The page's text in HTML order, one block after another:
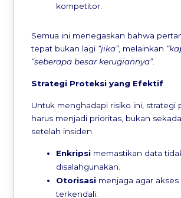
kompetitor.
Semua ini menegaskan bahwa
tepat bukan lagi “jika”, melainkan
“seberapa besar kerugiannya”.
Strategi Proteksi yang Efektif
Untuk menghadapi risiko ini, strategi
harus menjadi prioritas, bukan
setelah insiden.
Enkripsimemastikan data
disalahgunakan.
Otorisasimenjaga agar akses
terkendali.